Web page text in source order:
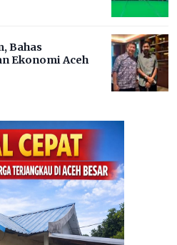
Bahas
Ekonomi Aceh